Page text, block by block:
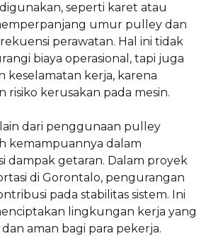
seperti karet atau
umur pulley dan
perawatan. Hal ini tidak
biaya operasional, tapi juga
keselamatan kerja, karena
risiko kerusakan pada mesin.
dari penggunaan pulley
kemampuannya dalam
dampak getaran. Dalam proyek
di Gorontalo, pengurangan
pada stabilitas sistem. Ini
lingkungan kerja yang
aman bagi para pekerja.